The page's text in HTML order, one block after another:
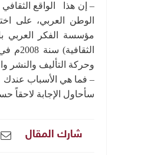
– إن هذا الواقع
الوطن العربي، على
مؤسسة الفكر العربي
وحركة التأليف والنشر
– فما هي الأسباب عندك
سأحاول الإجابة
شارك المقال